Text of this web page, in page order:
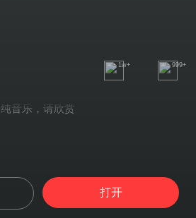
1w+ 999+
纯音乐，请欣赏
打开